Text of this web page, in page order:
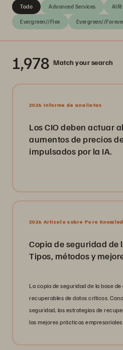
Todo Advanced Services AIRI
Evergreen//Flex Evergreen//
1,978 Match your search
2026 Informe de analistas
Los CIO deben actuar
aumentos de precios
impulsados por la IA.
2026 Artículo sobre Pure
Copia de seguridad de
Tipos, métodos y
La copia de seguridad de la base
recuperables de datos críticos.
seguridad, las estrategias de
las mejores prácticas empresariales.